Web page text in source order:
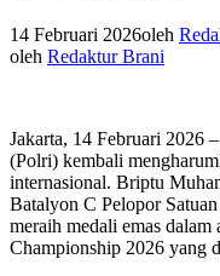
14 Februari 2026oleh
oleh Redaktur Brani
Jakarta, 14 Februari 2026
(Polri) kembali
internasional. Briptu
Batalyon C Pelopor
meraih medali emas
Championship 2026 yang